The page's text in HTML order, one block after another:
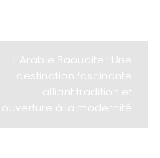
L’Arabie Saoudite : Une
destination fascinante
alliant tradition et
ouverture à la modernité